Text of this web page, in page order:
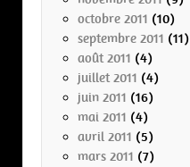
octobre 2011 (10)
septembre 2011 (11)
août 2011 (4)
juillet 2011 (4)
juin 2011 (16)
mai 2011 (4)
avril 2011 (5)
mars 2011 (7)